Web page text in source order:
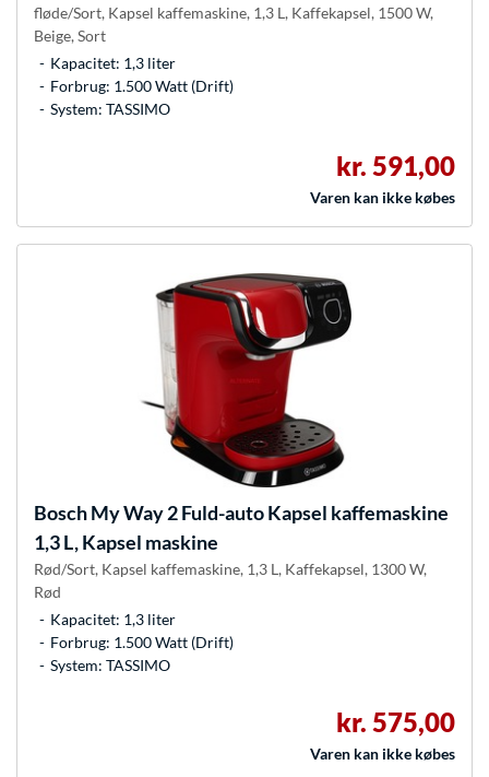
fløde/Sort, Kapsel kaffemaskine, 1,3 L, Kaffekapsel, 1500 W,
Beige, Sort
Kapacitet: 1,3 liter
Forbrug: 1.500 Watt (Drift)
System: TASSIMO
kr. 591,00
Varen kan ikke købes
BoschMy Way 2 Fuld-auto Kapsel kaffemaskine
1,3 L, Kapsel maskine
Rød/Sort, Kapsel kaffemaskine, 1,3 L, Kaffekapsel, 1300 W,
Rød
Kapacitet: 1,3 liter
Forbrug: 1.500 Watt (Drift)
System: TASSIMO
kr. 575,00
Varen kan ikke købes